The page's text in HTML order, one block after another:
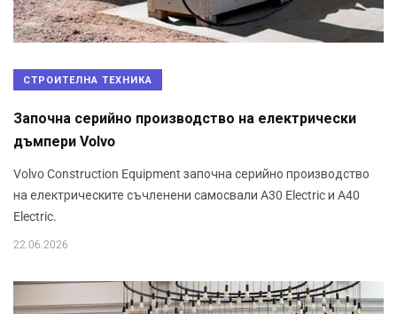
СТРОИТЕЛНА ТЕХНИКА
Започна серийно производство на електрически
дъмпери Volvo
Volvo Construction Equipment започна серийно производство
на електрическите съчленени самосвали A30 Electric и A40
Electric.
22.06.2026